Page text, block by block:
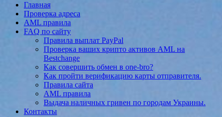
Главная
Проверка адреса
AML правила
FAQ по сайту
Правила выплат PayPal
Проверка ваших крипто активов AML на
Bestchange
Как совершить обмен в one-bro?
Как пройти верификацию карты отправителя.
Правила сайта
AML правила
Выдача наличных гривен по городам Украины.
Контакты